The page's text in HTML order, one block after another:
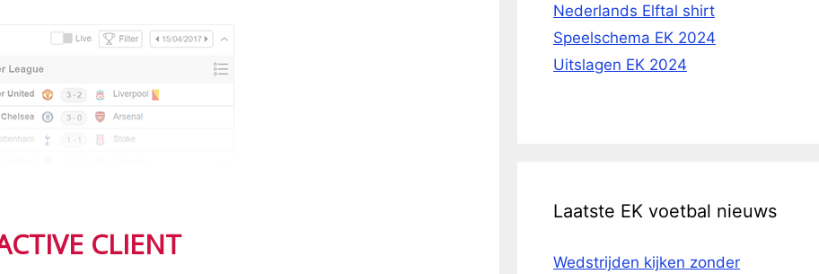
CLIENT
Nederlands Elftal shirt
Speelschema EK 2024
Uitslagen EK 2024
Laatste EK voetbal nieuws
Wedstrijden kijken zonder